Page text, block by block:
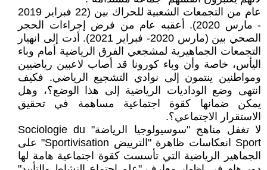
عام من التجمعات الشعبية للحراك بين (22 فبراير 2019
- مارس 2020). أعقبه عام من فرض إجراءات الحجر
الصحي بين (مارس 2020- فبراير 2021). أدت إلى انهيار
التجمعات الجماهيرية لمشجعي الفرق الرياضية أمام وباء
اليأس، خاصة وأن وباء كورونا قد أصاب لاعبين رياضيين
ومواطنين ينتمون إلى نوادي التشجيع الرياضي. فكيف
انتهى وضع الوداديات الرياضية إلى هذا الوضع؟، وهل
يمكن ضمانها كقوة اجتماعية مساهمة في تحقيق
الاستقرار الاجتماعي؟.
لا تغفل مناهج "سوسيولوجيا الرياضة" Sociologie du
Sport انعكاسات ظاهرة "الترييض Sportivisation" على
الجماهير الرياضية التي تأسست كقوة اجتماعية هامة لها